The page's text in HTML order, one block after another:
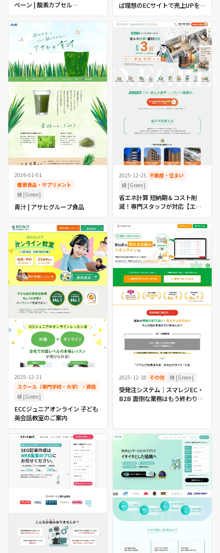
ペーン | 酸素カプセル
O2DOCTOR
ば理想のECサイトで売上UPを実
現 ECサイト構築ツール｜
「EBISUMART(エビスマー
ト)」【ECサイトリニューアル】
2026-01-01
健康食品・サプリメント
緑 [Green]
青汁 | アサヒグループ食品
2025-12-25 不動産・住まい
緑 [Green]
省エネ計算 短納期＆コスト削
減！専門スタッフが対応【エ
ネ・グリーン公式】
2025-12-21
スクール（専門学校・大学）・資格
緑 [Green]
ECCジュニアオンライン 子ども
英会話教室のご案内
2025-12-18 その他 緑 [Green]
受発注システム｜スマレジEC・
B2B 面倒な業務はもう終わりス